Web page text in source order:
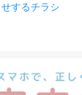
するチラシ